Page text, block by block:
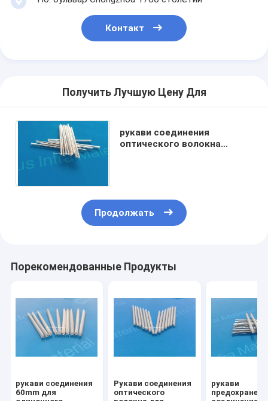
Контакт
Получить Лучшую Цену Для
рукави соединения
оптического волокна
Продолжать
Порекомендованные Продукты
рукави соединения
60mm для
Рукави соединения
оптического
рукави